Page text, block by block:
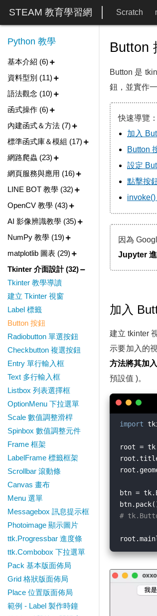
STEAM 教育學習網 Scratch
Button
Button 是
鈕，並實作
快速導覽：
加入
Button
設定
點擊按
因為
Jupyter
加入
建立 tkinter
示要加入的
方法將其加入
預設值 )。
import
root =
btn =
#
Python 教學
基本介紹 (6)
資料型別 (11)
語法觀念 (10)
函式操作 (6)
內建函式＆方法 (7)
標準函式庫＆模組 (17)
網路爬蟲 (23)
網頁服務與應用 (16)
LINE BOT 教學 (32)
OpenCV 教學 (43)
AI 影像辨識教學 (35)
NumPy 教學 (19)
matplotlib 圖表 (29)
Tkinter 介面設計 (32)
Tkinter 教學導讀
建立 Tkinter 視窗
Label 標籤
Button 按鈕
Radiobutton 單選按鈕
Checkbutton 複選按鈕
Entry 單行輸入框
Text 多行輸入框
Listbox 列表選擇框
OptionMenu 下拉選單
Scale 數值調整滑桿
Spinbox 數值調整元件
Frame 框架
LabelFrame 標籤框架
Scrollbar 滾動條
Canvas 畫布
Menu 選單
Messagebox 訊息提示框
Photoimage 顯示圖片
ttk.Progressbar 進度條
ttk.Combobox 下拉選單
Pack 基本版面佈局
Grid 格狀版面佈局
Place 位置版面佈局
範例 - Label 製作時鐘